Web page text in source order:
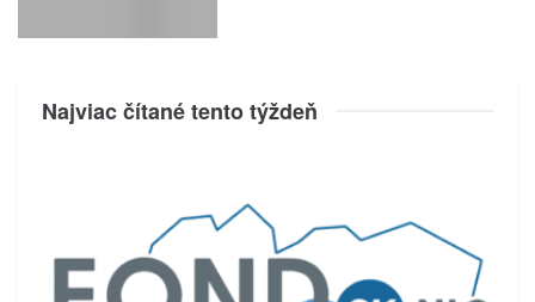
Najviac čítané tento týždeň